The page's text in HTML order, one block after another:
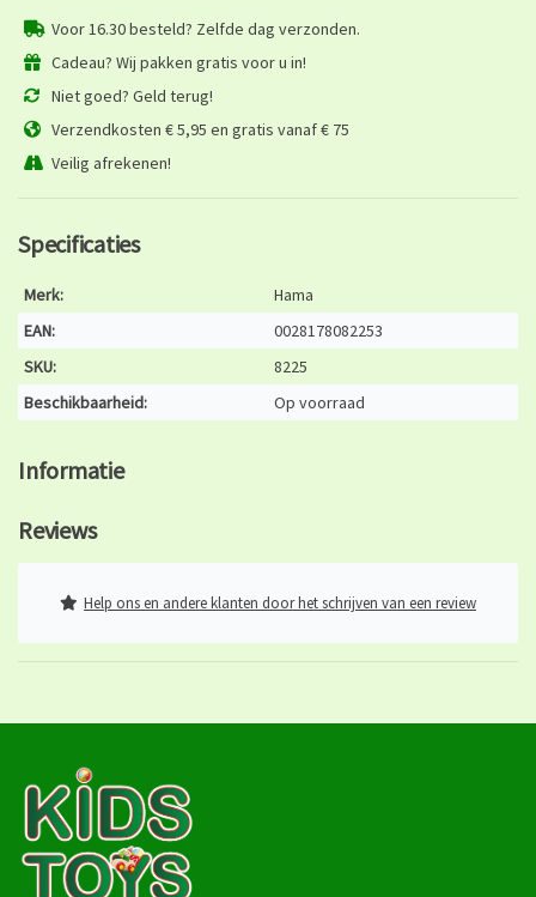
Voor 16.30 besteld? Zelfde dag verzonden.
Cadeau? Wij pakken gratis voor u in!
Niet goed? Geld terug!
Verzendkosten € 5,95 en gratis vanaf € 75
Veilig afrekenen!
Specificaties
Merk:
Hama
EAN:
0028178082253
SKU:
8225
Beschikbaarheid:
Op voorraad
Informatie
Reviews
Help ons en andere klanten door het schrijven van een review